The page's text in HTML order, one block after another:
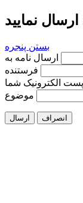
نمایید
بستن پنجره
فرستنده
الکترونیک شما
موضوع
ارسال انصراف